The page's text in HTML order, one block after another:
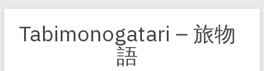
Inhalt
springen
Tabimonogatari – 旅物
語